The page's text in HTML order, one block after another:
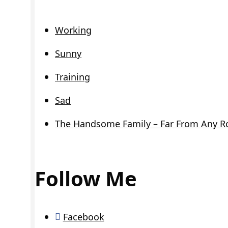
Working
Sunny
Training
Sad
The Handsome Family – Far From Any
Follow Me
Facebook